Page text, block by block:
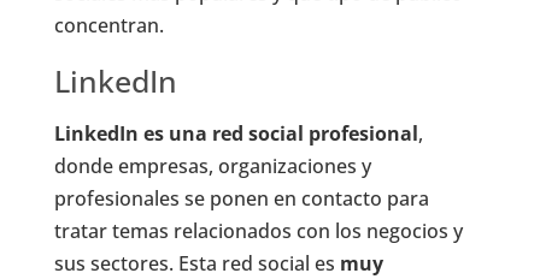
concentran.
LinkedIn
LinkedIn es una red social profesional,
donde empresas, organizaciones y
profesionales se ponen en contacto para
tratar temas relacionados con los negocios y
sus sectores. Esta red social es muy